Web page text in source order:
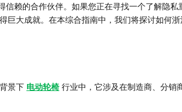
信赖的合作伙伴。如果您正在寻找一个了解隐
大成就。在本综合指南中，我们将探讨如何
景下 电动轮椅 行业中，它涉及在制造商、分销